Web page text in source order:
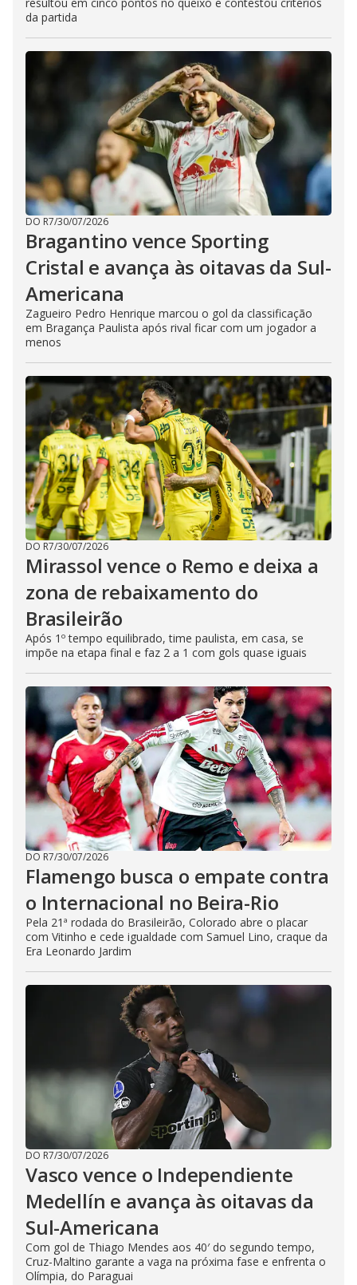
da partida
DO R7/30/07/2026
Bragantino vence Sporting
Cristal e avança às oitavas da Sul-
Americana
Zagueiro Pedro Henrique marcou o gol da classificação
em Bragança Paulista após rival ficar com um jogador a
menos
DO R7/30/07/2026
Mirassol vence o Remo e deixa a
zona de rebaixamento do
Brasileirão
Após 1º tempo equilibrado, time paulista, em casa, se
impõe na etapa final e faz 2 a 1 com gols quase iguais
DO R7/30/07/2026
Flamengo busca o empate contra
o Internacional no Beira-Rio
Pela 21ª rodada do Brasileirão, Colorado abre o placar
com Vitinho e cede igualdade com Samuel Lino, craque da
Era Leonardo Jardim
DO R7/30/07/2026
Vasco vence o Independiente
Medellín e avança às oitavas da
Sul-Americana
Com gol de Thiago Mendes aos 40′ do segundo tempo,
Cruz-Maltino garante a vaga na próxima fase e enfrenta o
Olímpia, do Paraguai